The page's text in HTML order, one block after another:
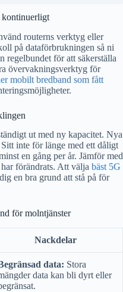
kontinuerligt
routerns verktyg eller
på dataförbrukningen så ni
regelbundet för att säkerställa
övervakningsverktyg för
mobilt bredband som fått
ut med ny kapacitet. Nya
inte för länge med ett dåligt
en gång per år. Jämför med
förändrats. Att välja bäst 5G
en bra grund att stå på för
för molntjänster
Nackdelar
data: Stora
data kan bli dyrt eller